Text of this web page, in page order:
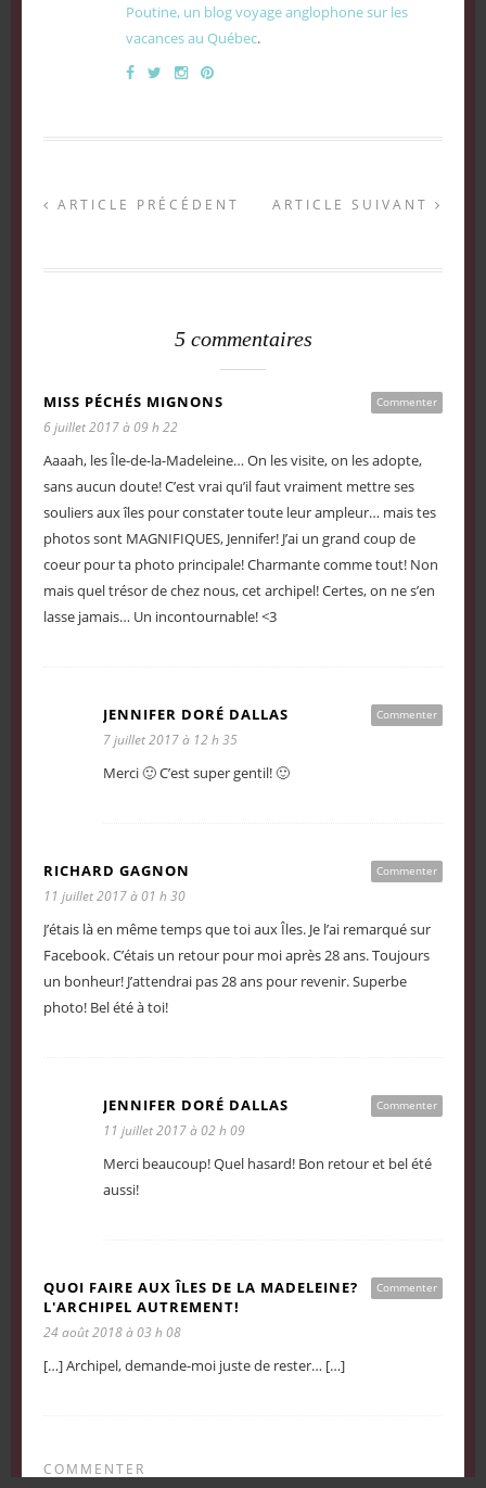
Poutine, un blog voyage anglophone sur les
vacances au Québec.
ARTICLE PRÉCÉDENT ARTICLE SUIVANT
5 commentaires
Commenter
MISS PÉCHÉS MIGNONS
6 juillet 2017 à 09 h 22
Aaaah, les Île-de-la-Madeleine… On les visite, on les adopte,
sans aucun doute! C’est vrai qu’il faut vraiment mettre ses
souliers aux îles pour constater toute leur ampleur… mais tes
photos sont MAGNIFIQUES, Jennifer! J’ai un grand coup de
coeur pour ta photo principale! Charmante comme tout! Non
mais quel trésor de chez nous, cet archipel! Certes, on ne s’en
lasse jamais… Un incontournable! <3
Commenter
JENNIFER DORÉ DALLAS
7 juillet 2017 à 12 h 35
Merci 🙂 C’est super gentil! 🙂
Commenter
RICHARD GAGNON
11 juillet 2017 à 01 h 30
J’étais là en même temps que toi aux Îles. Je l’ai remarqué sur
Facebook. C’étais un retour pour moi après 28 ans. Toujours
un bonheur! J’attendrai pas 28 ans pour revenir. Superbe
photo! Bel été à toi!
Commenter
JENNIFER DORÉ DALLAS
11 juillet 2017 à 02 h 09
Merci beaucoup! Quel hasard! Bon retour et bel été
aussi!
Commenter
QUOI FAIRE AUX ÎLES DE LA MADELEINE?
L'ARCHIPEL AUTREMENT!
24 août 2018 à 03 h 08
[…] Archipel, demande-moi juste de rester… […]
COMMENTER